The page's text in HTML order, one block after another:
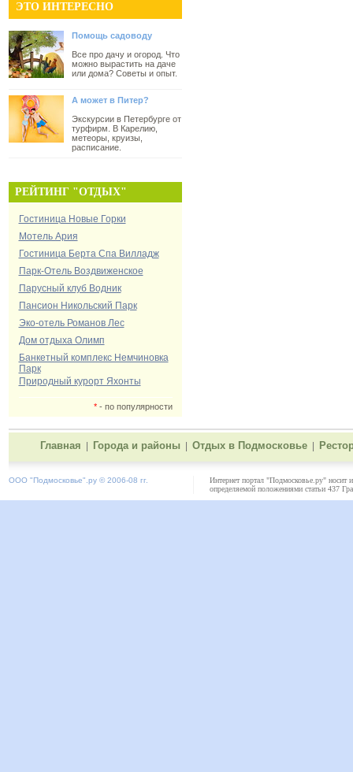
ЭТО ИНТЕРЕСНО
Помощь садоводу
Все про дачу и огород. Что
можно вырастить на даче
или дома? Советы и опыт.
А может в Питер?
Экскурсии в Петербурге от
турфирм. В Карелию,
метеоры, круизы,
расписание.
РЕЙТИНГ "ОТДЫХ"
Гостиница Новые Горки
Мотель Ария
Гостиница Берта Спа Вилладж
Парк-Отель Воздвиженское
Парусный клуб Водник
Пансион Никольский Парк
Эко-отель Романов Лес
Дом отдыха Олимп
Банкетный комплекс Немчиновка
Парк
Природный курорт Яхонты
*- по популярности
Главная Города и районы Отдых в Подмосковье
ООО "Подмосковье" .ру © 2006-08 гг.
Интернет портал "Подмосковье.ру" носит
определяемой положениями статьи 437